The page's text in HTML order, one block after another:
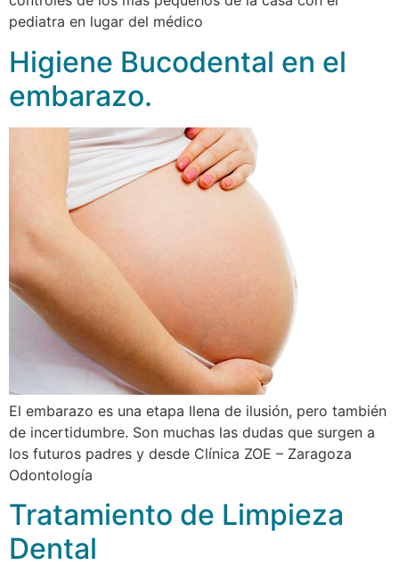
pediatra en lugar del médico
Higiene Bucodental en el
embarazo.
El embarazo es una etapa llena de ilusión, pero también
de incertidumbre. Son muchas las dudas que surgen a
los futuros padres y desde Clínica ZOE – Zaragoza
Odontología
Tratamiento de Limpieza
Dental